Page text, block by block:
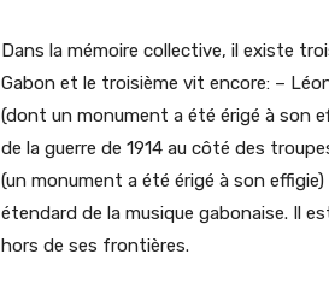
Dans la mémoire collective, il existe
Gabon et le troisième vit encore: –
(dont un monument a été érigé à son
de la guerre de 1914 au côté des
(un monument a été érigé à son
étendard de la musique gabonaise. Il
hors de ses frontières.